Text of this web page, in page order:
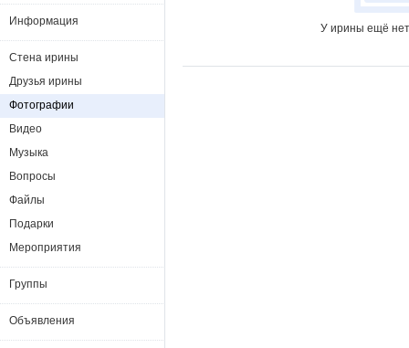
У ирины ещё
Информация
Стена ирины
Друзья ирины
Фотографии
Видео
Музыка
Вопросы
Файлы
Подарки
Мероприятия
Группы
Объявления